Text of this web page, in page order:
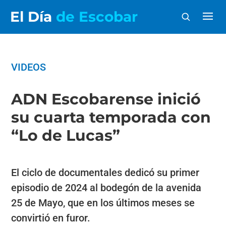
El Día de Escobar
VIDEOS
ADN Escobarense inició
su cuarta temporada con
“Lo de Lucas”
El ciclo de documentales dedicó su primer
episodio de 2024 al bodegón de la avenida
25 de Mayo, que en los últimos meses se
convirtió en furor.